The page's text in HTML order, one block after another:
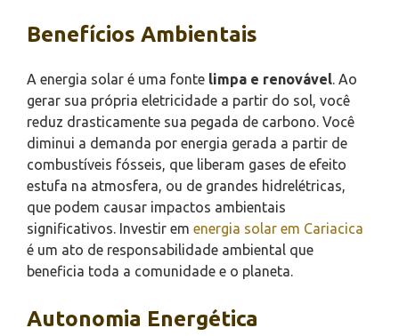
Benefícios Ambientais
A energia solar é uma fonte limpa e renovável . Ao
gerar sua própria eletricidade a partir do sol, você
reduz drasticamente sua pegada de carbono. Você
diminui a demanda por energia gerada a partir de
combustíveis fósseis, que liberam gases de efeito
estufa na atmosfera, ou de grandes hidrelétricas,
que podem causar impactos ambientais
significativos. Investir em energia solar em Cariacica
é um ato de responsabilidade ambiental que
beneficia toda a comunidade e o planeta.
Autonomia Energética